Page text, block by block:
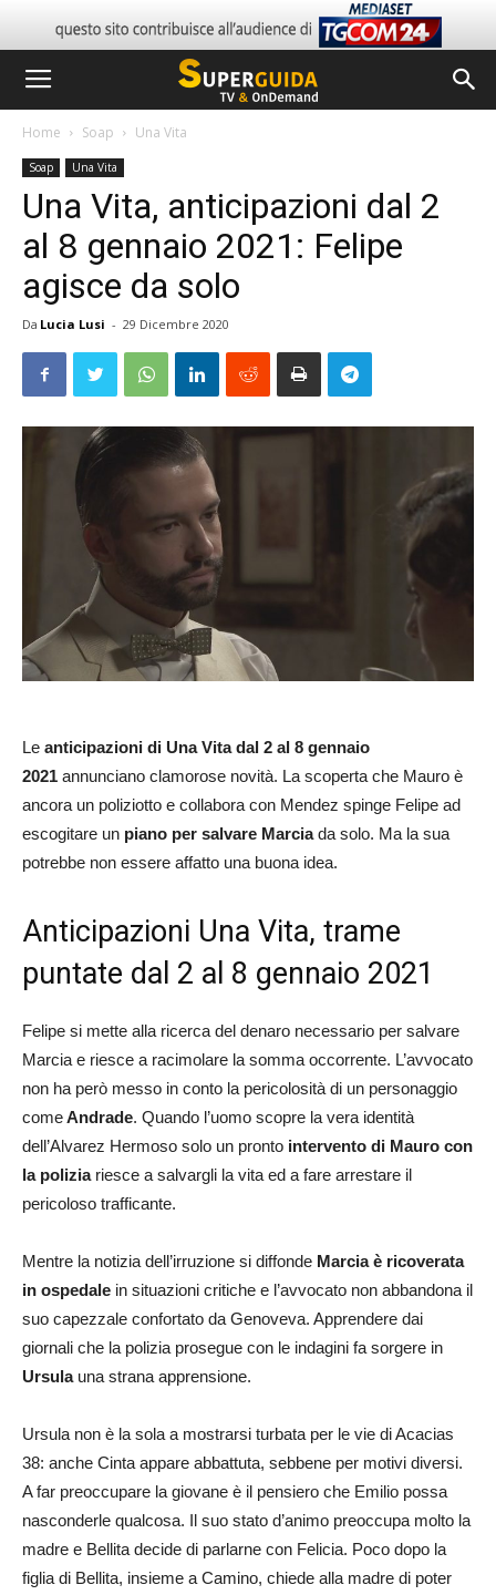
Home Soap Una Vita
Soap Una Vita
Una Vita, anticipazioni dal 2
al 8 gennaio 2021: Felipe
agisce da solo
Da Lucia Lusi - 29 Dicembre 2020
Le anticipazioni di Una Vita dal 2 al 8 gennaio
2021 annunciano clamorose novità. La scoperta che Mauro è
ancora un poliziotto e collabora con Mendez spinge Felipe ad
escogitare un piano per salvare Marciada solo. Ma la sua
potrebbe non essere affatto una buona idea.
Anticipazioni Una Vita, trame
puntate dal 2 al 8 gennaio 2021
Felipe si mette alla ricerca del denaro necessario per salvare
Marcia e riesce a racimolare la somma occorrente. L’avvocato
non ha però messo in conto la pericolosità di un personaggio
comeAndrade. Quando l’uomo scopre la vera identità
dell’Alvarez Hermoso solo un pronto intervento di Mauro con
la poliziariesce a salvargli la vita ed a fare arrestare il
pericoloso trafficante.
Mentre la notizia dell’irruzione si diffonde Marcia è ricoverata
in ospedale in situazioni critiche e l’avvocato non abbandona il
suo capezzale confortato da Genoveva. Apprendere dai
giornali che la polizia prosegue con le indagini fa sorgere in
Ursulauna strana apprensione.
Ursula non è la sola a mostrarsi turbata per le vie di Acacias
38: anche Cinta appare abbattuta, sebbene per motivi diversi.
A far preoccupare la giovane è il pensiero che Emilio possa
nasconderle qualcosa. Il suo stato d’animo preoccupa molto la
madre e Bellita decide di parlarne con Felicia. Poco dopo la
figlia di Bellita, insieme a Camino, chiede alla madre di poter